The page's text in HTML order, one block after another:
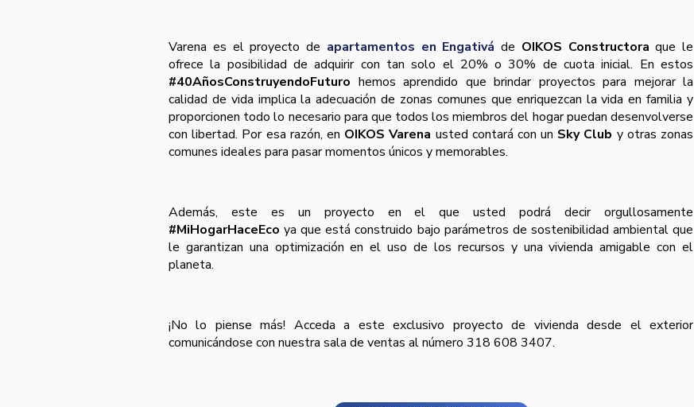
Varena es el proyecto de apartamentos en Engativá de OIKOS Constructora que le
ofrece la posibilidad de adquirir con tan solo el 20% o 30% de cuota inicial. En estos
#40AñosConstruyendoFuturo hemos aprendido que brindar proyectos para mejorar la
calidad de vida implica la adecuación de zonas comunes que enriquezcan la vida en familia y
proporcionen todo lo necesario para que todos los miembros del hogar puedan desenvolverse
con libertad. Por esa razón, en OIKOS Varena usted contará con un Sky Club y otras zonas
comunes ideales para pasar momentos únicos y memorables.
Además, este es un proyecto en el que usted podrá decir orgullosamente
#MiHogarHaceEco ya que está construido bajo parámetros de sostenibilidad ambiental que
le garantizan una optimización en el uso de los recursos y una vivienda amigable con el
planeta.
¡No lo piense más! Acceda a este exclusivo proyecto de vivienda desde el exterior
comunicándose con nuestra sala de ventas al número 318 608 3407.